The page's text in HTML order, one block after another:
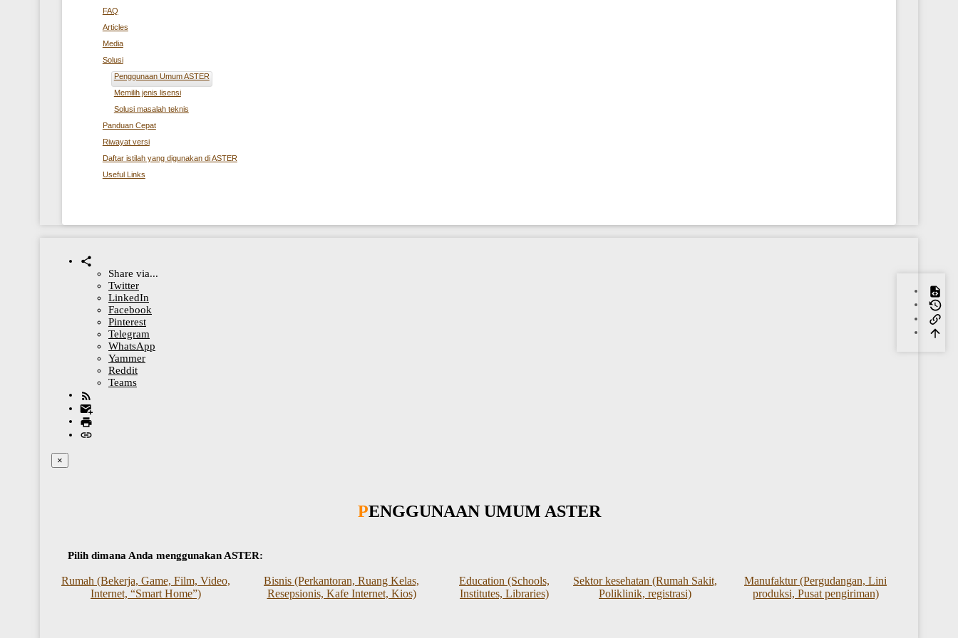
FAQ
Articles
Media
Solusi
Penggunaan Umum ASTER
Memilih jenis lisensi
Solusi masalah teknis
Panduan Cepat
Riwayat versi
Daftar istilah yang digunakan di ASTER
Useful Links
Share via...
Twitter
LinkedIn
Facebook
Pinterest
Telegram
WhatsApp
Yammer
Reddit
Teams
×
PENGGUNAAN UMUM ASTER
Pilih dimana Anda menggunakan ASTER:
Rumah (Bekerja, Game, Film, Video,
Internet, “Smart Home”)
Bisnis (Perkantoran, Ruang Kelas,
Resepsionis, Kafe Internet, Kios)
Education (Schools,
Institutes, Libraries)
Sektor kesehatan (Rumah Sakit,
Poliklinik, registrasi)
Manufaktur (Pergudangan, Lini
produksi, Pusat pengiriman)